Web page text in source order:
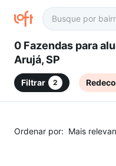
0 Fazendas para alugar em
Arujá, SP
Filtrar 2
Ordenar por: Mais